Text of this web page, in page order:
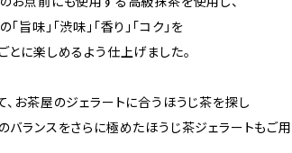
「旨味」「渋味」「香り」「コク」を
とに楽しめるよう仕上げました。
、お茶屋のジェラートに合うほうじ茶を探し
バランスをさらに極めたほうじ茶ジェラートもご